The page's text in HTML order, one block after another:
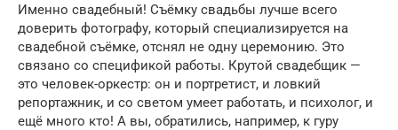
Именно свадебный! Съёмку свадьбы лучше всего
доверить фотографу, который специализируется на
свадебной съёмке, отснял не одну церемонию. Это
связано со спецификой работы. Крутой свадебщик —
это человек-оркестр: он и портретист, и ловкий
репортажник, и со светом умеет работать, и психолог, и
ещё много кто! А вы, обратились, например, к гуру